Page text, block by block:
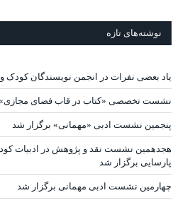
نوشته‌های تازه
یاد بعضی نفرات در انجمن نویسندگان کودک
نشست تخصصی «کتاب در قاب فضای
پنجمین نشست ادبی «مهمانی» برگزار شد
هجدهمین نشست نقد و پژوهش در ادبیات
پارسایی برگزار شد
چهارمین نشست ادبی مهمانی برگزار شد